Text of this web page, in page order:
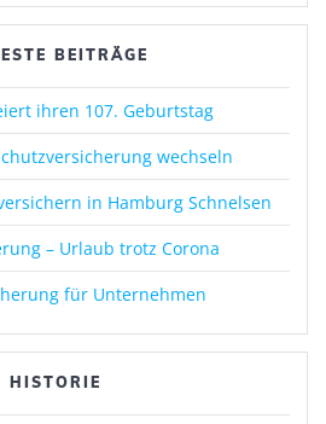
BEITRÄGE
ihren 107. Geburtstag
wechseln
in Hamburg Schnelsen
– Urlaub trotz Corona
für Unternehmen
HISTORIE